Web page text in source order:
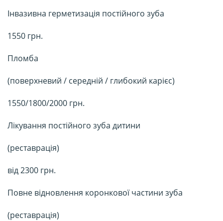
Інвазивна герметизація постійного зуба
1550 грн.
Пломба
(поверхневий / середній / глибокий карієс)
1550/1800/2000 грн.
Лікування постійного зуба дитини
(реставрація)
від 2300 грн.
Повне відновлення коронкової частини зуба
(реставрація)